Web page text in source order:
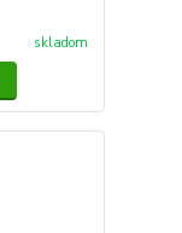
skladom